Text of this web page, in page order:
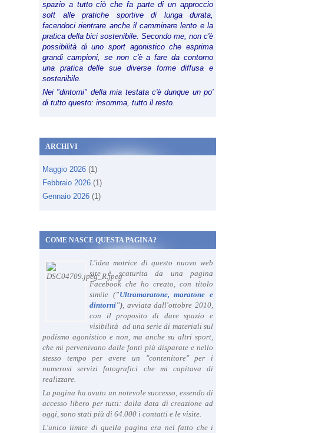
spazio a tutto ciò che fa parte di un approccio
soft alle pratiche sportive di lunga durata,
facendoci rientrare anche il camminare lento e la
pratica della bici sostenibile. Secondo me, non c'è
possibilità di uno sport agonistico che esprima
grandi campioni, se non c'è a fare da contorno
una pratica delle sue diverse forme diffusa e
sostenibile.
Nei "dintorni" della mia testata c'è dunque un po'
di tutto questo: insomma, tutto il resto.
ARCHIVI
Maggio 2026 (1)
Febbraio 2026 (1)
Gennaio 2026 (1)
COME NASCE QUESTA PAGINA?
L'idea motrice di questo nuovo web
site è scaturita da una pagina
Facebook che ho creato, con titolo
simile ("Ultramaratone, maratone e
dintorni"), avviata dall'ottobre 2010,
con il proposito di dare spazio e
visibilità ad una serie di materiali sul
podismo agonistico e non, ma anche su altri sport,
che mi pervenivano dalle fonti più disparate e nello
stesso tempo per avere un "contenitore" per i
numerosi servizi fotografici che mi capitava di
realizzare.
La pagina ha avuto un notevole successo, essendo di
accesso libero per tutti: dalla data di creazione ad
oggi, sono stati più di 64.000 i contatti e le visite.
L'unico limite di quella pagina era nel fatto che i